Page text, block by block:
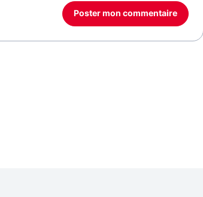
Poster mon commentaire